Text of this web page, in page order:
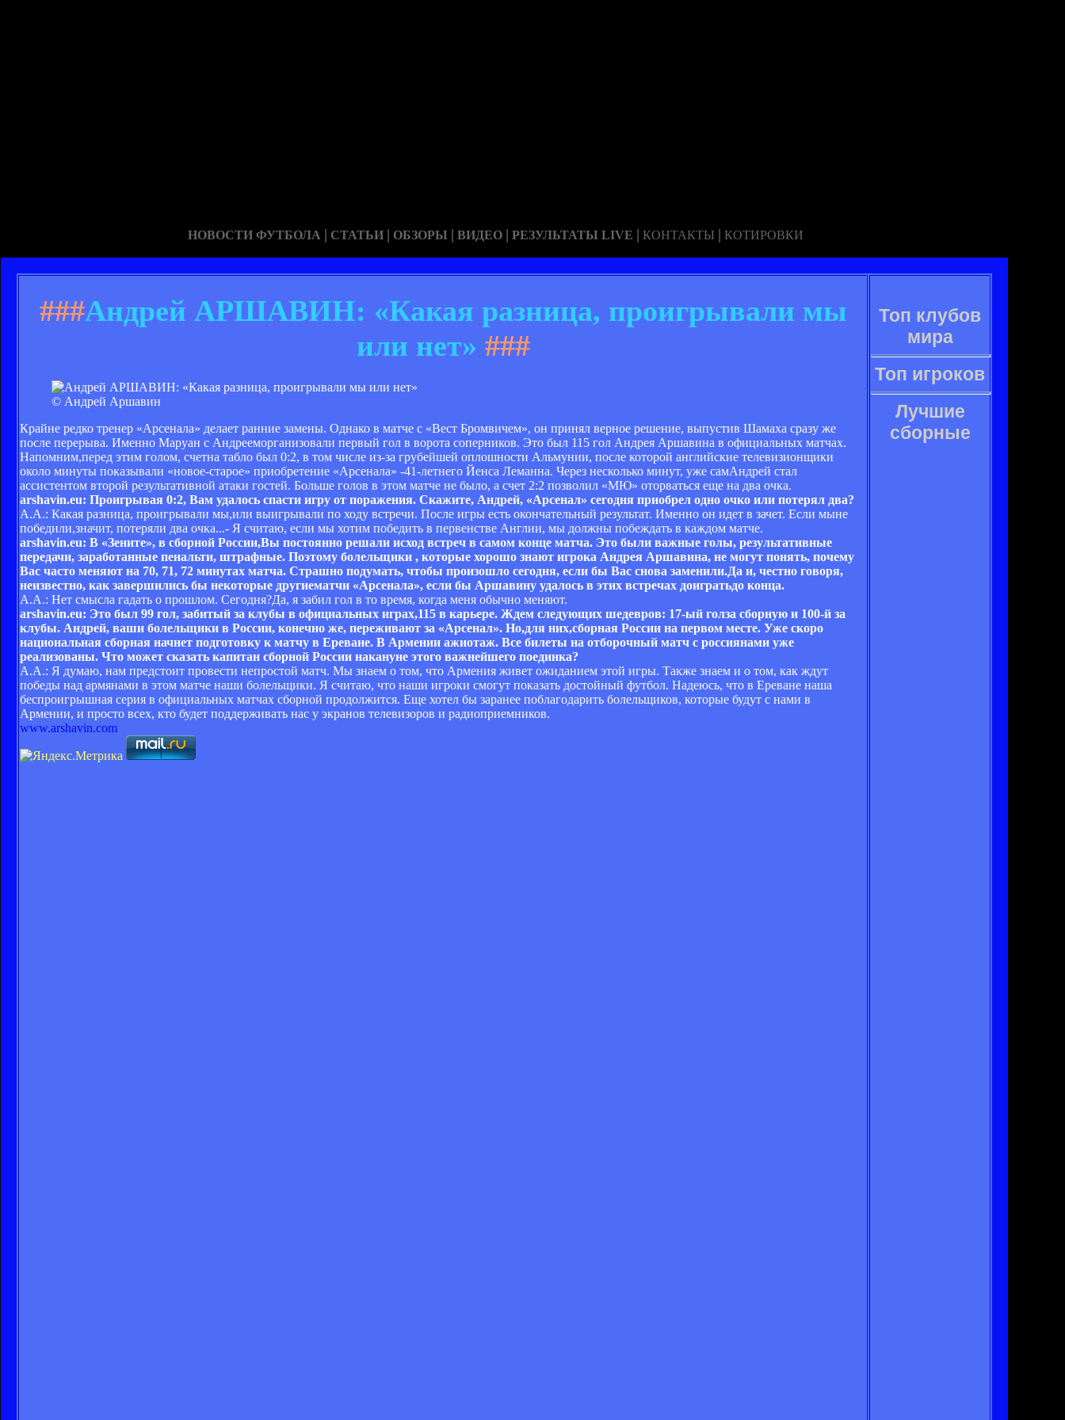
НОВОСТИ ФУТБОЛА | СТАТЬИ | ОБЗОРЫ | ВИДЕО | РЕЗУЛЬТАТЫ LIVE | КОНТАКТЫ | КОТИРОВКИ
###Андрей АРШАВИН: «Какая разница, проигрывали мы
или нет» ###
© Андрей Аршавин
Крайне редко тренер «Арсенала» делает ранние замены. Однако в матче с «Вест Бромвичем», он принял верное решение, выпустив Шамаха сразу же
после перерыва. Именно Маруан с Андрееморганизовали первый гол в ворота соперников. Это был 115 гол Андрея Аршавина в официальных матчах.
Напомним,перед этим голом, счетна табло был 0:2, в том числе из-за грубейшей оплошности Альмунии, после которой английские телевизионщики
около минуты показывали «новое-старое» приобретение «Арсенала» -41-летнего Йенса Леманна. Через несколько минут, уже самАндрей стал
ассистентом второй результативной атаки гостей. Больше голов в этом матче не было, а счет 2:2 позволил «МЮ» оторваться еще на два очка.
arshavin.eu: Проигрывая 0:2, Вам удалось спасти игру от поражения. Скажите, Андрей, «Арсенал» сегодня приобрел одно очко или потерял два?
А.А.: Какая разница, проигрывали мы,или выигрывали по ходу встречи. После игры есть окончательный результат. Именно он идет в зачет. Если мыне
победили,значит, потеряли два очка...- Я считаю, если мы хотим победить в первенстве Англии, мы должны побеждать в каждом матче.
arshavin.eu: В «Зените», в сборной России,Вы постоянно решали исход встреч в самом конце матча. Это были важные голы, результативные
передачи, заработанные пенальти, штрафные. Поэтому болельщики , которые хорошо знают игрока Андрея Аршавина, не могут понять, почему
Вас часто меняют на 70, 71, 72 минутах матча. Страшно подумать, чтобы произошло сегодня, если бы Вас снова заменили.Да и, честно говоря,
неизвестно, как завершились бы некоторые другиематчи «Арсенала», если бы Аршавину удалось в этих встречах доигратьдо конца.
А.А.: Нет смысла гадать о прошлом. Сегодня?Да, я забил гол в то время, когда меня обычно меняют.
arshavin.eu: Это был 99 гол, забитый за клубы в официальных играх,115 в карьере. Ждем следующих шедевров: 17-ый голза сборную и 100-й за
клубы. Андрей, ваши болельщики в России, конечно же, переживают за «Арсенал». Но,для них,сборная России на первом месте. Уже скоро
национальная сборная начнет подготовку к матчу в Ереване. В Армении ажиотаж. Все билеты на отборочный матч с россиянами уже
реализованы. Что может сказать капитан сборной России накануне этого важнейшего поединка?
А.А.: Я думаю, нам предстоит провести непростой матч. Мы знаем о том, что Армения живет ожиданием этой игры. Также знаем и о том, как ждут
победы над армянами в этом матче наши болельщики. Я считаю, что наши игроки смогут показать достойный футбол. Надеюсь, что в Ереване наша
беспроигрышная серия в официальных матчах сборной продолжится. Еще хотел бы заранее поблагодарить болельщиков, которые будут с нами в
Армении, и просто всех, кто будет поддерживать нас у экранов телевизоров и радиоприемников.
www.arshavin.com
Топ клубов
мира
Топ игроков
Лучшие
сборные